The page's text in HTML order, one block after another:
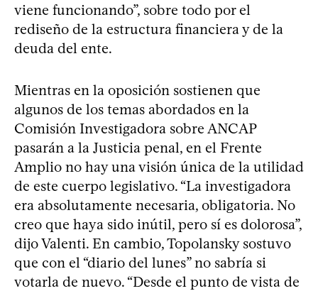
viene funcionando”, sobre todo por el
rediseño de la estructura financiera y de la
deuda del ente.
Mientras en la oposición sostienen que
algunos de los temas abordados en la
Comisión Investigadora sobre ANCAP
pasarán a la Justicia penal, en el Frente
Amplio no hay una visión única de la utilidad
de este cuerpo legislativo. “La investigadora
era absolutamente necesaria, obligatoria. No
creo que haya sido inútil, pero sí es dolorosa”,
dijo Valenti. En cambio, Topolansky sostuvo
que con el “diario del lunes” no sabría si
votarla de nuevo. “Desde el punto de vista de